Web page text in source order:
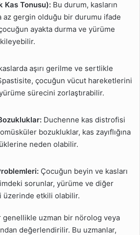
Kas Tonusu): Bu durum, kasların
az gergin olduğu bir durumu ifade
ayakta durma ve yürüme
aşırı gerilme ve sertlikle
çocuğun vücut hareketlerini
sürecini zorlaştırabilir.
Duchenne kas distrofisi
bozukluklar, kas zayıflığına
neden olabilir.
Çocuğun beyin ve kasları
sorunlar, yürüme ve diğer
üzerinde etkili olabilir.
uzman bir nörolog veya
değerlendirilir. Bu uzmanlar,